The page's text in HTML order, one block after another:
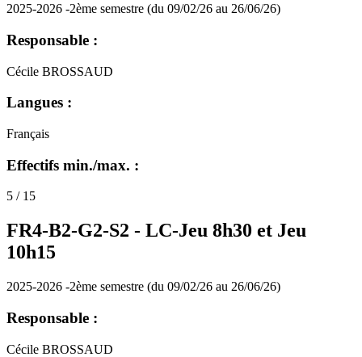
2025-2026 -2ème semestre (du 09/02/26 au 26/06/26)
Responsable :
Cécile BROSSAUD
Langues :
Français
Effectifs min./max. :
5 / 15
FR4-B2-G2-S2 - LC-Jeu 8h30 et Jeu
10h15
2025-2026 -2ème semestre (du 09/02/26 au 26/06/26)
Responsable :
Cécile BROSSAUD